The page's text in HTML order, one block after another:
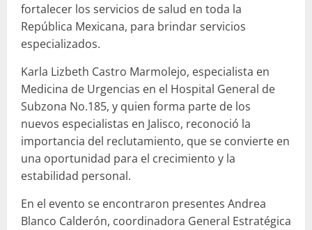
fortalecer los servicios de salud en toda la
República Mexicana, para brindar servicios
especializados.
Karla Lizbeth Castro Marmolejo, especialista en
Medicina de Urgencias en el Hospital General de
Subzona No.185, y quien forma parte de los
nuevos especialistas en Jalisco, reconoció la
importancia del reclutamiento, que se convierte en
una oportunidad para el crecimiento y la
estabilidad personal.
En el evento se encontraron presentes Andrea
Blanco Calderón, coordinadora General Estratégica